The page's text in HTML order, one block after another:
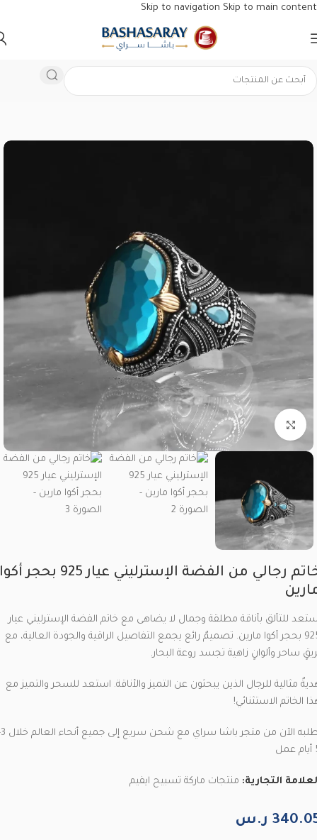
Skip to navigation Skip to main content
الرئيسية/الفلكلور العثماني/خواتم تركية
Click to enlarge
خاتم رجالي من الفضة الإسترليني عيار 925 بحجر أكوا
للتألق بأناقة مطلقة وجمال لا يضاهى مع خاتم الفضة الإسترليني عيار
925 بحجر أكوا مارين. تصميمٌ رائع يجمع التفاصيل الراقية والجودة العالية، مع
ساحر وألوانٍ زاهية تجسد روعة البحار.
مثالية للرجال الذين يبحثون عن التميز والأناقة. استعد للسحر والتميز مع
الخاتم الاستثنائي!
اطلبه الآن من
التجارية: منتجات ماركة تسبيح ايفيم
ر.س